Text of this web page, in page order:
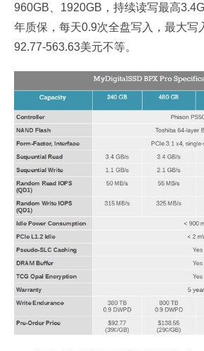
960GB、1920GB，持续读写最高
年质保，每天0.9次全盘写入，最大写
92.77-563.63美元不等。